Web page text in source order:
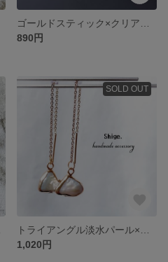
890円
SOLD OUT
1,020円